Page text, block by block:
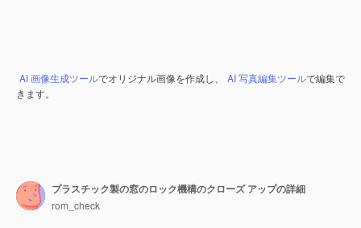
AI 画像生成ツールでオリジナル画像を作成し、 AI 写真編集ツールで編集で
きます。
プラスチック製の窓のロック機構のクローズ アップの詳細
rom_check